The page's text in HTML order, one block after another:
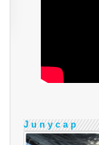
J u n y c a p